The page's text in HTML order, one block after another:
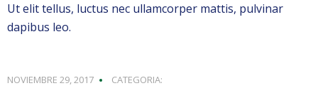
Ut elit tellus, luctus nec ullamcorper mattis, pulvinar
dapibus leo.
NOVIEMBRE 29, 2017 CATEGORIA: